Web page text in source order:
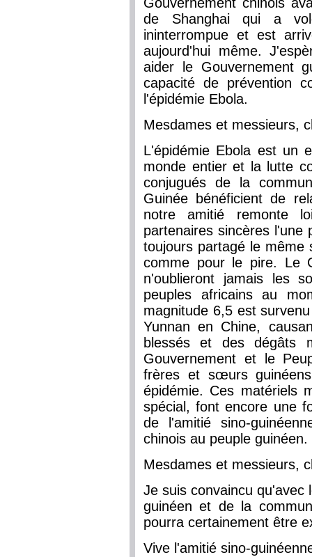
de Shanghai qui a
ininterrompue et est
aujourd'hui même.
aider le Gouvernement
capacité de prévention
l'épidémie Ebola.
Mesdames et messieurs,
L'épidémie Ebola est un
monde entier et la lutte
conjugués de la
Guinée bénéficient de
notre amitié remonte
partenaires sincères
toujours partagé le même
comme pour le pire. Le
n'oublieront jamais les
peuples africains au
magnitude 6,5 est
Yunnan en Chine,
blessés et des dégâts
Gouvernement et le
frères et sœurs
épidémie. Ces matériels
spécial, font encore une
de l'amitié sino-
chinois au peuple guinéen.
Mesdames et messieurs,
Je suis convaincu qu'avec
guinéen et de la
pourra certainement être
Vive l'amitié sino-